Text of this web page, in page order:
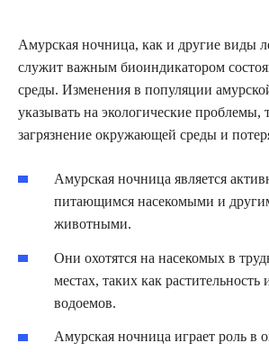
Амурская ночница, как и другие виды
служит важным биоиндикатором
среды. Изменения в популяции
указывать на экологические проблемы,
загрязнение окружающей среды и
Амурская ночница является
питающимся насекомыми и
животными.
Они охотятся на насекомых в
местах, таких как растительность
водоемов.
Амурская ночница играет роль в